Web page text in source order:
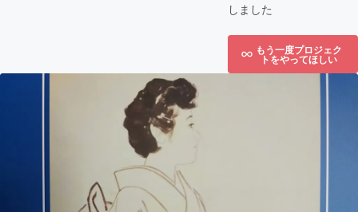
しました
もう一度プロジェク
トをやってほしい